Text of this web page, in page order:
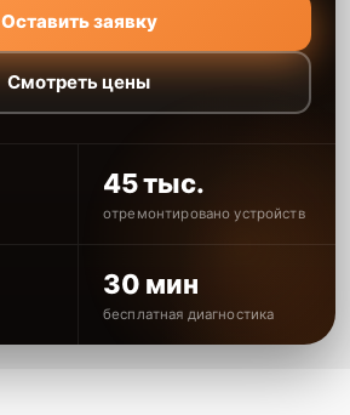
Оставить заявку
Смотреть цены
45 тыс.
отремонтировано устройств
30 мин
бесплатная диагностика